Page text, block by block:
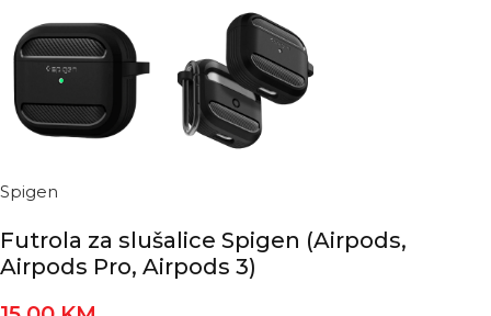
Spigen
Futrola za slušalice Spigen (Airpods,
Airpods Pro, Airpods 3)